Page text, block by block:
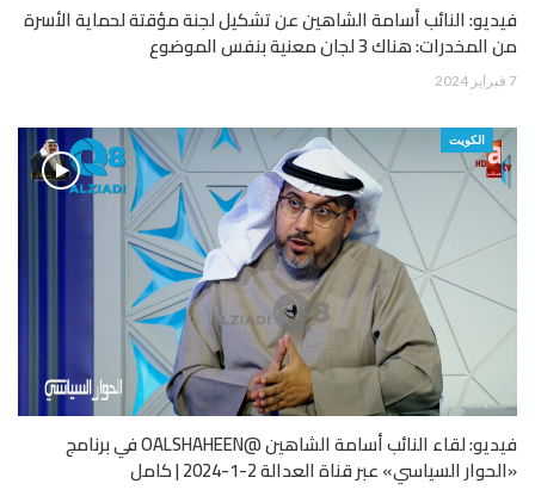
فيديو: النائب أسامة الشاهين عن تشكيل لجنة مؤقتة لحماية الأسرة
من المخدرات: هناك 3 لجان معنية بنفس الموضوع
7 فبراير 2024
الكويت
فيديو: لقاء النائب أسامة الشاهين @OALSHAHEEN في برنامج
«الحوار السياسي» عبر قناة العدالة 2-1-2024 | كامل